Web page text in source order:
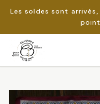
Les soldes sont
Passer